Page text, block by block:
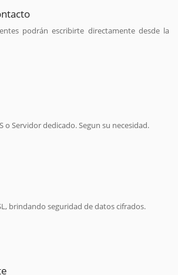
podrán escribirte directamente desde la
o Servidor dedicado. Segun su necesidad.
brindando seguridad de datos cifrados.